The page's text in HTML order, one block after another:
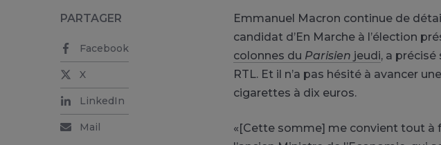
Emmanuel Macron continue de
candidat d’En Marche à l’élection
colonnes du Parisien jeudi, a
RTL. Et il n’a pas hésité à avancer
cigarettes à dix euros.
«[Cette somme] me convient tout à
PARTAGER
Facebook
X
LinkedIn
Mail